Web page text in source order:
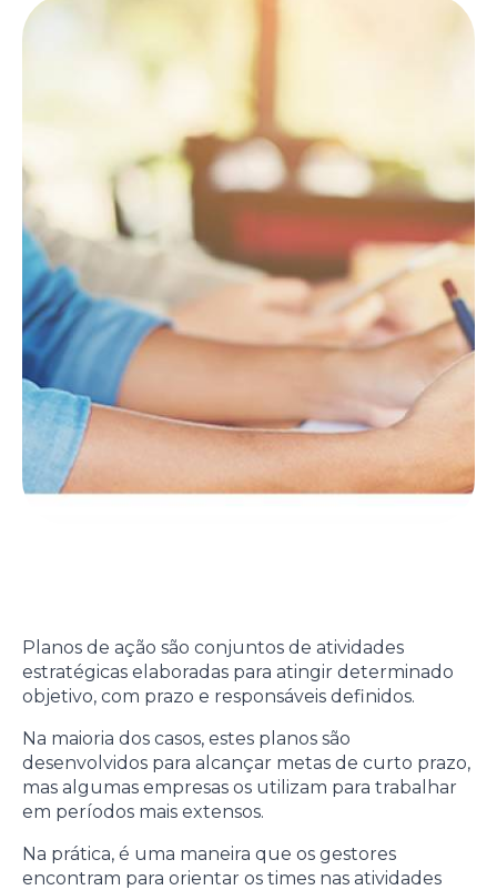
Planos de ação são conjuntos de atividades
estratégicas elaboradas para atingir determinado
objetivo, com prazo e responsáveis definidos.
Na maioria dos casos, estes planos são
desenvolvidos para alcançar metas de curto prazo,
mas algumas empresas os utilizam para trabalhar
em períodos mais extensos.
Na prática, é uma maneira que os gestores
encontram para orientar os times nas atividades